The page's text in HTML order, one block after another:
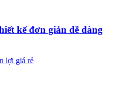
kế đơn giản dễ dàng